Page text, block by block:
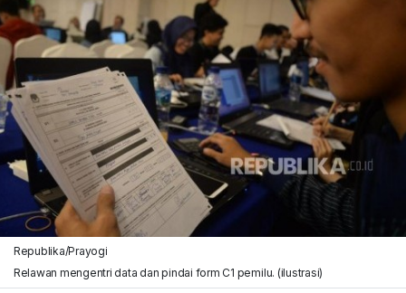
Republika/Prayogi
Relawan mengentri data dan pindai form C1 pemilu. (ilustrasi)